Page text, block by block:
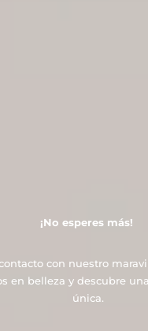
¡No esperes más!
con nuestro
en belleza y descubre
única.